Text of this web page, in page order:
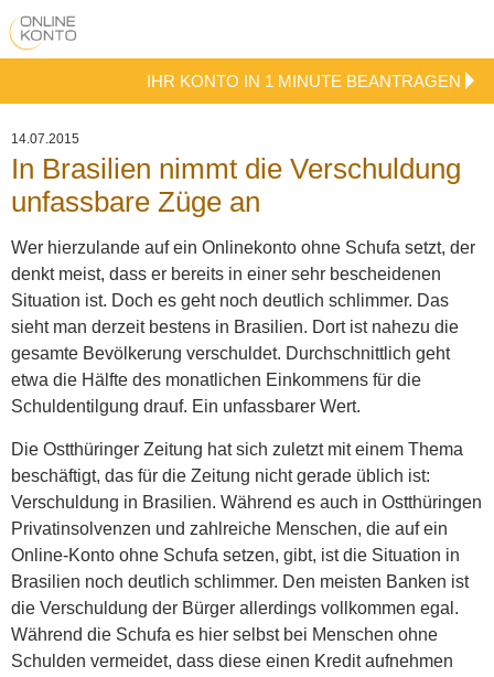
IHR KONTO IN 1 MINUTE BEANTRAGEN
14.07.2015
In Brasilien nimmt die Verschuldung
unfassbare Züge an
Wer hierzulande auf ein Onlinekonto ohne Schufa setzt, der
denkt meist, dass er bereits in einer sehr bescheidenen
Situation ist. Doch es geht noch deutlich schlimmer. Das
sieht man derzeit bestens in Brasilien. Dort ist nahezu die
gesamte Bevölkerung verschuldet. Durchschnittlich geht
etwa die Hälfte des monatlichen Einkommens für die
Schuldentilgung drauf. Ein unfassbarer Wert.
Die Ostthüringer Zeitung hat sich zuletzt mit einem Thema
beschäftigt, das für die Zeitung nicht gerade üblich ist:
Verschuldung in Brasilien. Während es auch in Ostthüringen
Privatinsolvenzen und zahlreiche Menschen, die auf ein
Online-Konto ohne Schufa setzen, gibt, ist die Situation in
Brasilien noch deutlich schlimmer. Den meisten Banken ist
die Verschuldung der Bürger allerdings vollkommen egal.
Während die Schufa es hier selbst bei Menschen ohne
Schulden vermeidet, dass diese einen Kredit aufnehmen